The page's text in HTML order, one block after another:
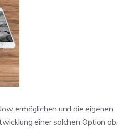
ermöglichen und die eigenen
einer solchen Option ab.